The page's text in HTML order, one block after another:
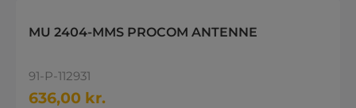
MU 2404-MMS PROCOM ANTENNE
91-P-112931
636,00 kr.